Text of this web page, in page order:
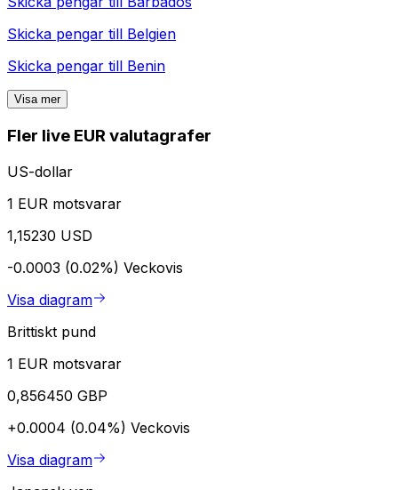
Skicka pengar till Belgien
Skicka pengar till Benin
Visa mer
Fler live EUR valutagrafer
US-dollar
1 EUR motsvarar
1,15230 USD
-0.0003 (0.02%) Veckovis
Visa diagram
Brittiskt pund
1 EUR motsvarar
0,856450 GBP
+0.0004 (0.04%) Veckovis
Visa diagram